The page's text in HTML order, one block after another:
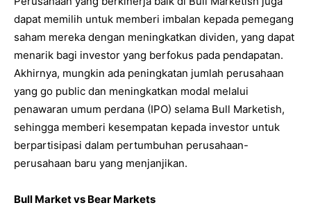
dapat memilih untuk memberi imbalan kepada pemegang
saham mereka dengan meningkatkan dividen, yang dapat
menarik bagi investor yang berfokus pada pendapatan.
Akhirnya, mungkin ada peningkatan jumlah perusahaan
yang go public dan meningkatkan modal melalui
penawaran umum perdana (IPO) selama Bull Marketish,
sehingga memberi kesempatan kepada investor untuk
berpartisipasi dalam pertumbuhan perusahaan-
perusahaan baru yang menjanjikan.
Bull Market vs Bear Markets